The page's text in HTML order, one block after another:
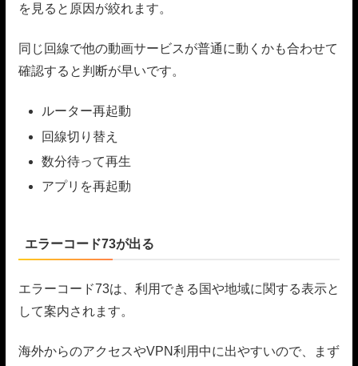
を見ると原因が絞れます。
同じ回線で他の動画サービスが普通に動くかも合わせて
確認すると判断が早いです。
ルーター再起動
回線切り替え
数分待って再生
アプリを再起動
エラーコード73が出る
エラーコード73は、利用できる国や地域に関する表示と
して案内されます。
海外からのアクセスやVPN利用中に出やすいので、まず